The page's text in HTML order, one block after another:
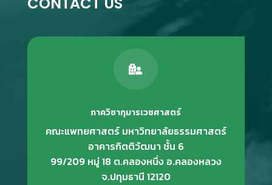

ภาควิชากุมารเวชศาสตร์
คณะแพทยศาสตร์ มหาวิทยาลัยธรรมศาสตร์
อาคารกิตติวัฒนา ชั้น 6
99/209 หมู่ 18 ต.คลองหนึ่ง อ.คลองหลวง
จ.ปทุมธานี 12120